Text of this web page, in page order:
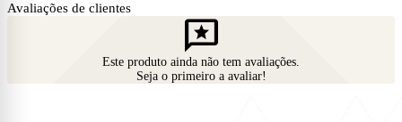
Avaliações de clientes
reviews
Este produto ainda não tem avaliações.
Seja o primeiro a avaliar!